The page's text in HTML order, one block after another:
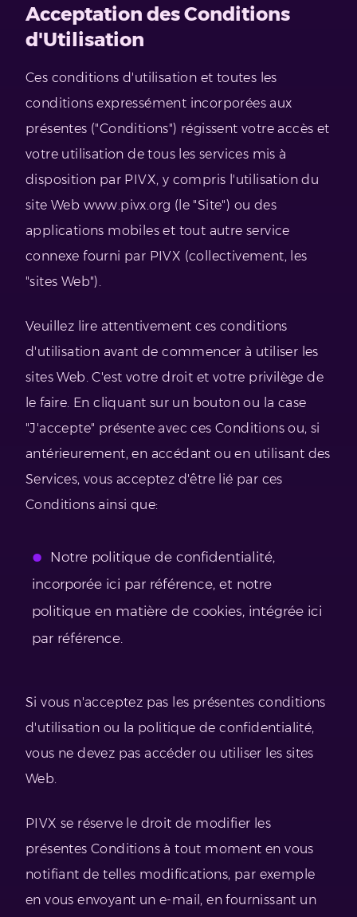
Acceptation des Conditions
d'Utilisation
Ces conditions d'utilisation et toutes les
conditions expressément incorporées aux
présentes ("Conditions") régissent votre accès et
votre utilisation de tous les services mis à
disposition par PIVX, y compris l'utilisation du
site Web www.pivx.org (le "Site") ou des
applications mobiles et tout autre service
connexe fourni par PIVX (collectivement, les
"sites Web").
Veuillez lire attentivement ces conditions
d'utilisation avant de commencer à utiliser les
sites Web. C'est votre droit et votre privilège de
le faire. En cliquant sur un bouton ou la case
"J'accepte" présente avec ces Conditions ou, si
antérieurement, en accédant ou en utilisant des
Services, vous acceptez d'être lié par ces
Conditions ainsi que:
Notre politique de confidentialité,
incorporée ici par référence, et notre
politique en matière de cookies, intégrée ici
par référence.
Si vous n'acceptez pas les présentes conditions
d'utilisation ou la politique de confidentialité,
vous ne devez pas accéder ou utiliser les sites
Web.
PIVX se réserve le droit de modifier les
présentes Conditions à tout moment en vous
notifiant de telles modifications, par exemple
en vous envoyant un e-mail, en fournissant un